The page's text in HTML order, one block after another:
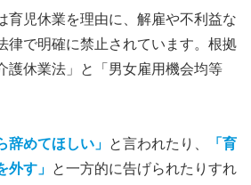
育児休業を理由に、解雇や不利益な
律で明確に禁止されています。根拠
護休業法」と「男女雇用機会均等
辞めてほしい」 と言われたり、
「育
外す」 と一方的に告げられたりすれ